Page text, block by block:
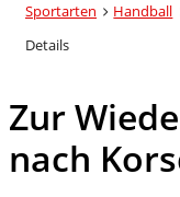
Sportarten Handball
Details
Zur
nach